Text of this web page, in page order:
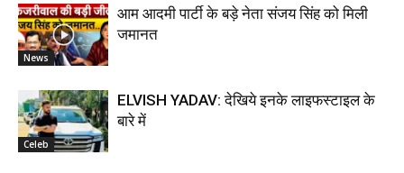
News
आम आदमी पार्टी के बड़े नेता संजय सिंह को मिली
जमानत
Celeb
ELVISH YADAV: देखिये इनके लाइफस्टाइल के
बारे में